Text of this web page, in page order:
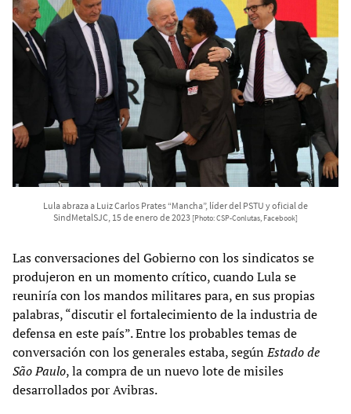
Lula abraza a Luiz Carlos Prates “Mancha”, líder del PSTU y oficial de
SindMetalSJC, 15 de enero de 2023 [Photo: CSP-Conlutas, Facebook]
Las conversaciones del Gobierno con los sindicatos se
produjeron en un momento crítico, cuando Lula se
reuniría con los mandos militares para, en sus propias
palabras, “discutir el fortalecimiento de la industria de
defensa en este país”. Entre los probables temas de
conversación con los generales estaba, segúnEstado de
São Paulo, la compra de un nuevo lote de misiles
desarrollados por Avibras.